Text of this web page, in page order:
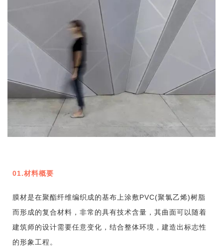
01.材料概要
膜材是在聚酯纤维编织成的基布上涂敷PVC(聚氯乙烯)树脂
而形成的复合材料，非常的具有技术含量，其曲面可以随着
建筑师的设计需要任意变化，结合整体环境，建造出标志性
的形象工程。